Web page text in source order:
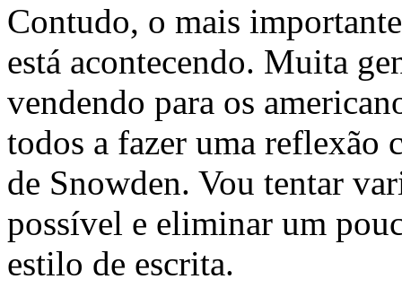
Contudo, o mais
está acontecendo. Muita
vendendo para os
todos a fazer uma reflexão
de Snowden. Vou tentar
possível e eliminar um
estilo de escrita.